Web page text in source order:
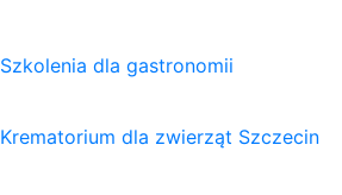
Szkolenia dla gastronomii
Krematorium dla zwierząt Szczecin